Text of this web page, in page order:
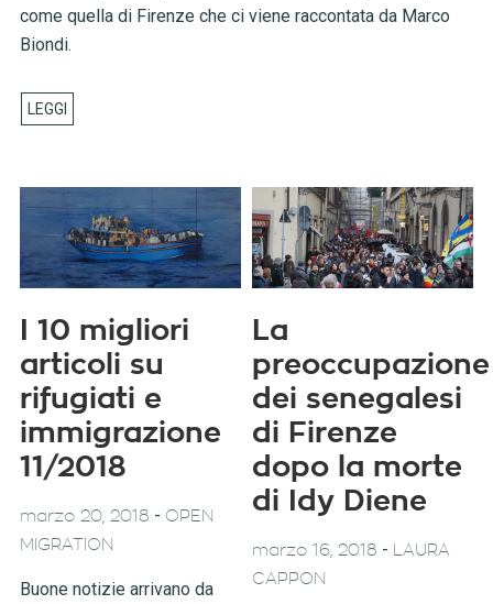
come quella di Firenze che ci viene raccontata da Marco
Biondi.
I 10 migliori
articoli su
rifugiati e
immigrazione
11/2018
marzo 20, 2018 - OPEN
MIGRATION
Buone notizie arrivano da
La
preoccupazione
dei senegalesi
di Firenze
dopo la morte
di Idy Diene
marzo 16, 2018 - LAURA
CAPPON